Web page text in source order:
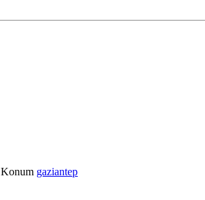
Konum gaziantep